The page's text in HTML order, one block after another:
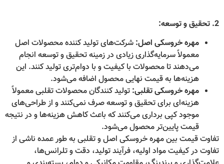
2. تحقیق و توسعه:
مهره خروسکی اصل: شرکت‌های تولید کننده محصولات اصل
معمولاً سرمایه‌گذاری زیادی در زمینه تحقیق و توسعه انجام
می‌دهند تا محصولات با کیفیت و با دوام‌تری تولید کنند. این
هزینه‌ها به قیمت نهایی محصول اضافه می‌شود.
مهره خروسکی تقلبی: تولید کنندگان محصولات تقلبی معمولاً
هزینه‌ای برای تحقیق و توسعه صرف نمی‌کنند و از طراحی‌های
موجود کپی برداری می‌کنند که باعث کاهش هزینه‌ها و در نتیجه
قیمت پایین‌تر محصول می‌شود.
تفاوت قیمت بین مهره خروسکی اصل و تقلبی به طور عمده ناشی از
تفاوت در کیفیت مواد اولیه، فرآیند تولید، دقت و تلرانس‌ها،